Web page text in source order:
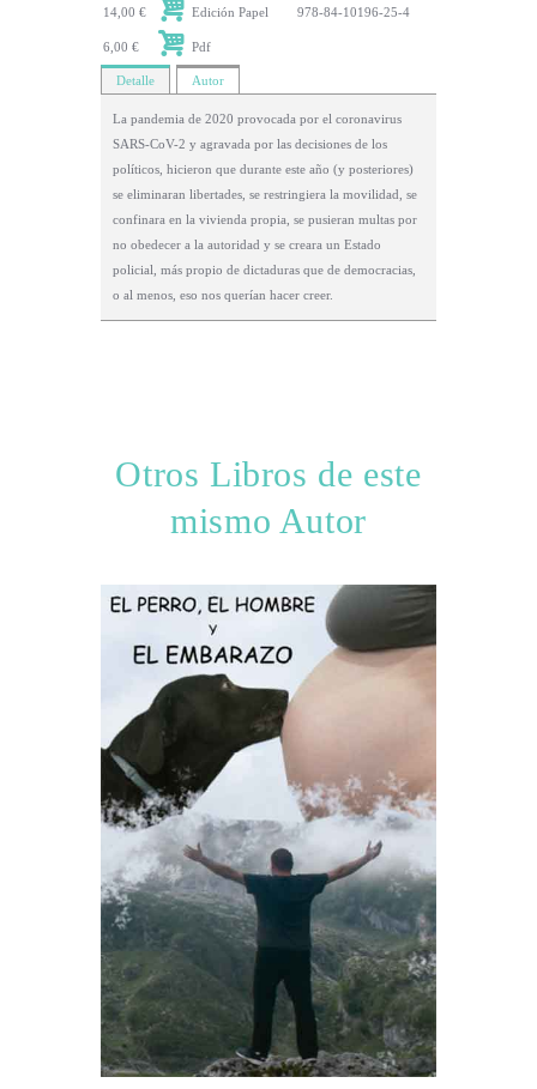
14,00 € Edición Papel 978-84-10196-25-4
6,00 € Pdf
Detalle Autor
La pandemia de 2020 provocada por el coronavirus
SARS-CoV-2 y agravada por las decisiones de los
políticos, hicieron que durante este año (y posteriores)
se eliminaran libertades, se restringiera la movilidad, se
confinara en la vivienda propia, se pusieran multas por
no obedecer a la autoridad y se creara un Estado
policial, más propio de dictaduras que de democracias,
o al menos, eso nos querían hacer creer.
Otros Libros de este
mismo Autor